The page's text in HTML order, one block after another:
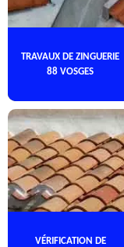
TRAVAUX DE ZINGUERIE
88 VOSGES
VÉRIFICATION DE